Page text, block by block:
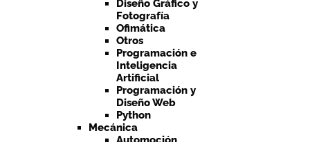
Diseño Gráfico y
Fotografía
Ofimática
Otros
Programación e
Inteligencia
Artificial
Programación y
Diseño Web
Python
Mecánica